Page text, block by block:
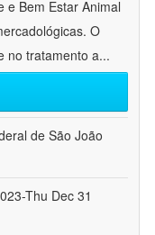
e Bem Estar Animal
O
no tratamento a...
de São João
Thu Dec 31